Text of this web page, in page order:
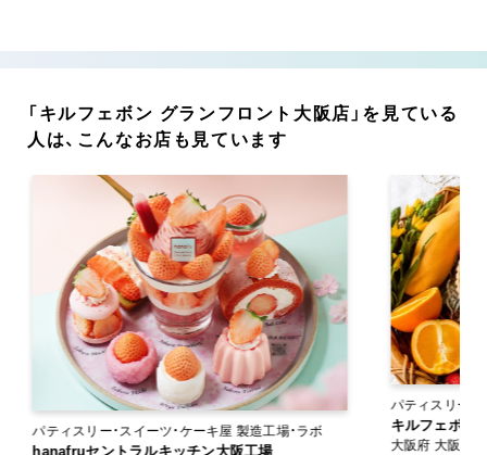
「キルフェボン グランフロント大阪店」を見ている
人は、こんなお店も見ています
パティスリー・スイーツ・ケーキ屋 製造工場・ラボ
hanafruセントラルキッチン大阪工場
パティスリー・
キルフェボン
大阪府 大阪市